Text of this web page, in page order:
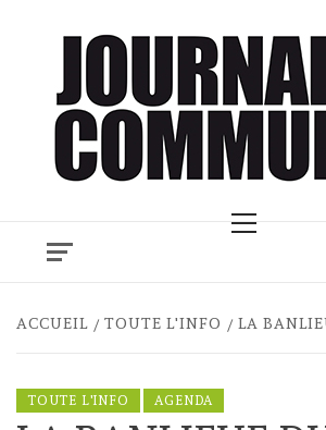
Menu
ACCUEIL TOUTE L'INFO LA
TOUTE L'INFO AGENDA